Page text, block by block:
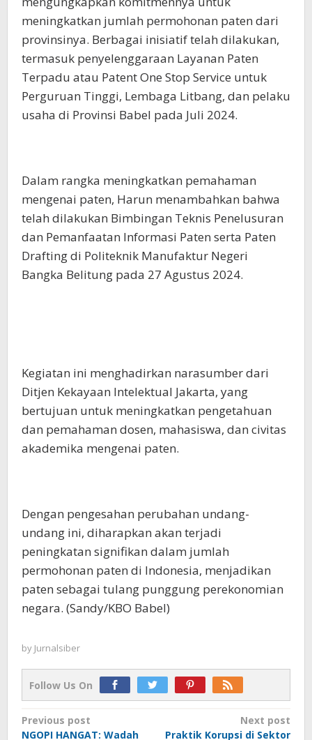
meningkatkan jumlah permohonan paten dari
provinsinya. Berbagai inisiatif telah dilakukan,
termasuk penyelenggaraan Layanan Paten
Terpadu atau Patent One Stop Service untuk
Perguruan Tinggi, Lembaga Litbang, dan pelaku
usaha di Provinsi Babel pada Juli 2024.
Dalam rangka meningkatkan pemahaman
mengenai paten, Harun menambahkan bahwa
telah dilakukan Bimbingan Teknis Penelusuran
dan Pemanfaatan Informasi Paten serta Paten
Drafting di Politeknik Manufaktur Negeri
Bangka Belitung pada 27 Agustus 2024.
Kegiatan ini menghadirkan narasumber dari
Ditjen Kekayaan Intelektual Jakarta, yang
bertujuan untuk meningkatkan pengetahuan
dan pemahaman dosen, mahasiswa, dan civitas
akademika mengenai paten.
Dengan pengesahan perubahan undang-
undang ini, diharapkan akan terjadi
peningkatan signifikan dalam jumlah
permohonan paten di Indonesia, menjadikan
paten sebagai tulang punggung perekonomian
negara. (Sandy/KBO Babel)
by Jurnalsiber
Follow Us On
Post
Previous post
NGOPI HANGAT: Wadah
Next post
Praktik Korupsi di Sektor